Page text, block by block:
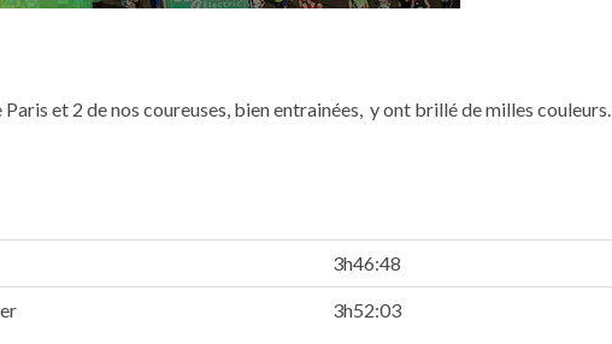
et 2 de nos coureuses, bien entrainées, y ont brillé de milles couleurs.
3h46:48
3h52:03